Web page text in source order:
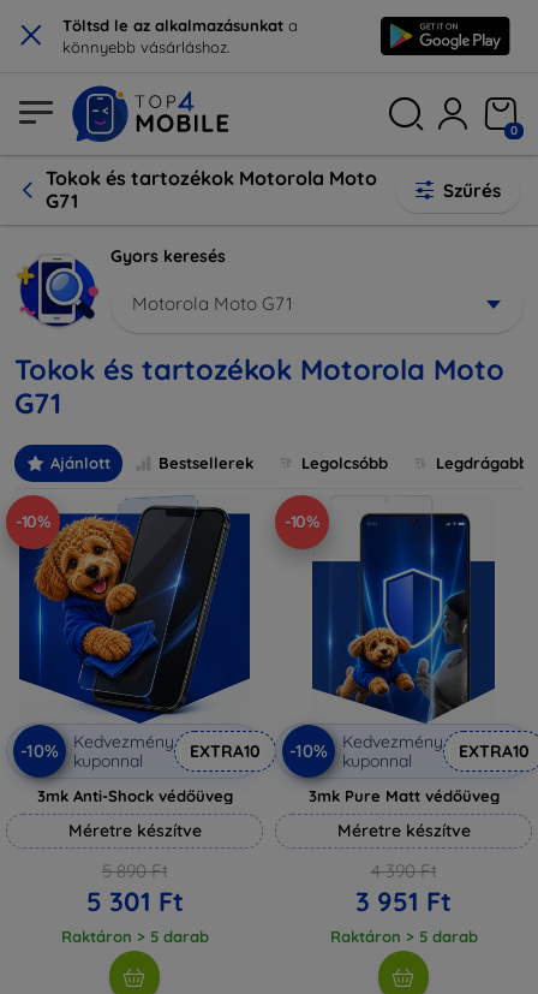
× Töltsd le az alkalmazásunkat a
könnyebb vásárláshoz.
0
Tokok és tartozékok Motorola Moto
G71
Szűrés
Gyors keresés
Motorola Moto G71
Tokok és tartozékok Motorola Moto
G71
Ajánlott Bestsellerek Legolcsóbb Legdrágabb
-10%
-10%
Kedvezmény
kuponnal
EXTRA10
3mk Anti-Shock védőüveg
Méretre készítve
5 890 Ft
5 301 Ft
Raktáron > 5 darab
-10%
-10%
Kedvezmény
kuponnal
EXTRA10
3mk Pure Matt védőüveg
Méretre készítve
4 390 Ft
3 951 Ft
Raktáron > 5 darab